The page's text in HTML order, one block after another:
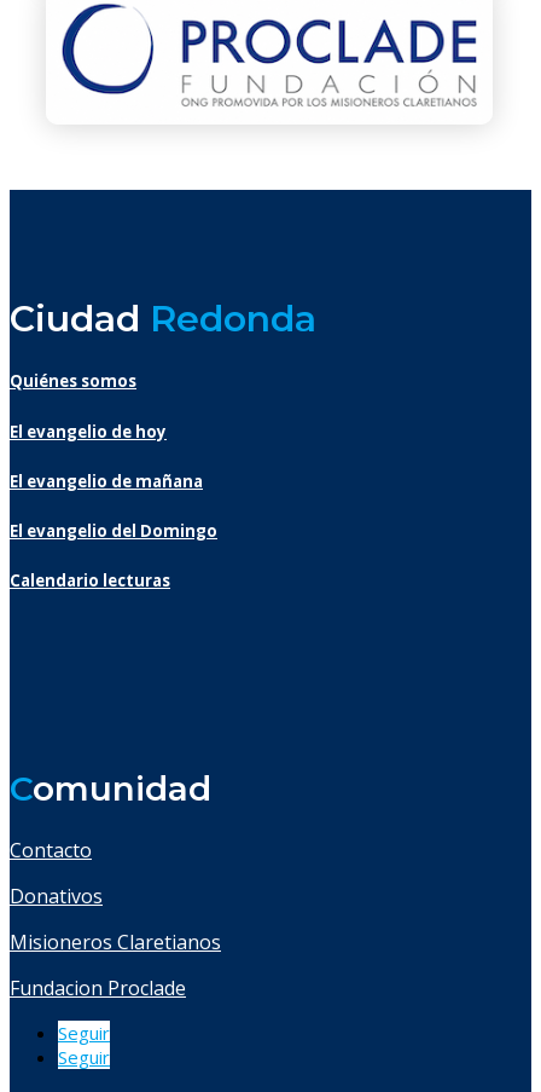
Ciudad Redonda
Quiénes somos
El evangelio de hoy
El evangelio de mañana
El evangelio del Domingo
Calendario lecturas
Comunidad
Contacto
Donativos
Misioneros Claretianos
Fundacion Proclade
Seguir
Seguir